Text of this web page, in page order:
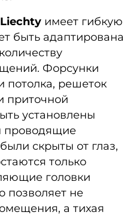
Liechty имеет гибкую
быть адаптирована
Форсунки
потолка, решеток
приточной
установлены
проводящие
скрыты от глаз,
только
головки
позволяет не
а тихая